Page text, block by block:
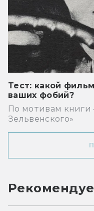
Тест: какой
ваших фобий?
По мотивам книги
Зельвенского»